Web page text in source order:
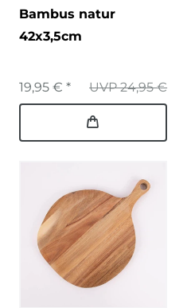
Bambus natur
42x3,5cm
UVP 24,95 €
19,95 € *